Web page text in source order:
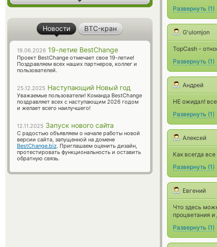
Развернуть (1)
G'ulomjon
TopCash -
Развернуть (1)
Андрей
НЕ ожидал!
Развернуть (1)
Алексей
Как всегда
Развернуть (1)
Евгений
Что здесь
процветания и
Развернуть (1)
Новости BTC-кран
19.06.2026 19-летие BestChange
Проект BestChange отмечает свое 19-летие!
Поздравляем всех наших партнеров, коллег и
пользователей.
25.12.2025 Наступающий Новый год
Уважаемые пользователи! Команда BestChange
поздравляет всех с наступающим 2026 годом
и желает всего наилучшего!
12.11.2025 Запуск нового сайта
С радостью объявляем о начале работы новой
версии сайта, запущенной на домене
BestChange.biz. Приглашаем оценить дизайн,
протестировать функциональность и оставить
обратную связь.